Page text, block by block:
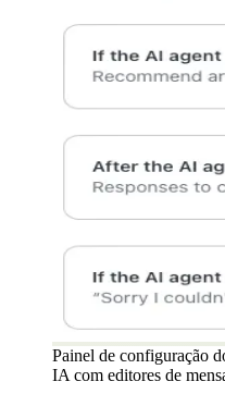
Painel de configuração
IA com editores de